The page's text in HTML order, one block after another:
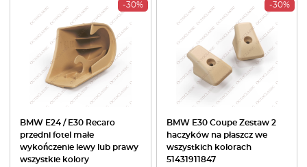
-30%
BMW E24 / E30 Recaro
przedni fotel małe
wykończenie lewy lub prawy
wszystkie kolory
-30%
BMW E30 Coupe Zestaw 2
haczyków na płaszcz we
wszystkich kolorach
51431911847